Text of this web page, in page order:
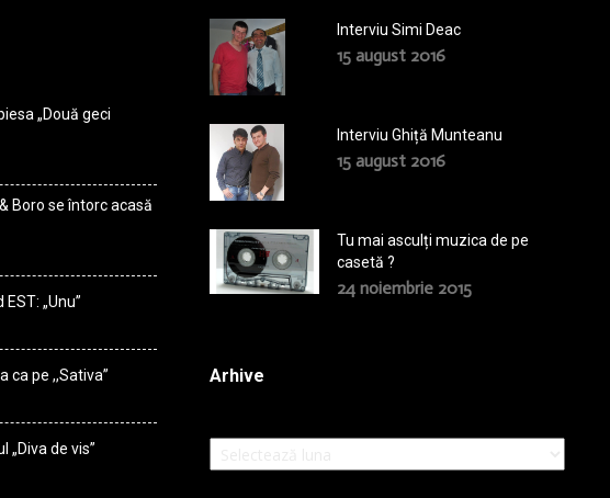
„Două geci
Boro se întorc acasă
„Unu”
ca pe ,,Sativa”
„Diva de vis”
Interviu Simi Deac
15 august 2016
Interviu Ghiță Munteanu
15 august 2016
Tu mai asculți muzica de pe
casetă ?
24 noiembrie 2015
Arhive
Arhive